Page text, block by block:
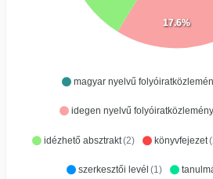
magyar nyelvű
idegen nyelvű
idézhető absztrakt(2) könyvfejezet
szerkesztői levél (1)
17.6%